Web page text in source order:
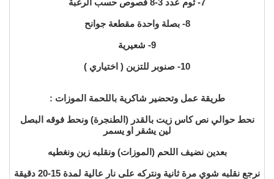
8- بصلة واحدة مقطعة جوانح
9- شعيرية
10- صنوبر للتزين ( اختياري )
طريقة عمل وتحضير شاكرية باللحمة الموزات :
نحط حوالي نص كاس زيت بالقدر (الطنجرة) ونحط فوقه البصل
لين يشقر او يسمر
بعدين نضيف اللحم (الموزات) ونقلبه زين ونغطيه
نرجع نقلبه شوي مرة ثانية ونتركه على نار عالية لمدة 15-20 دقيقة